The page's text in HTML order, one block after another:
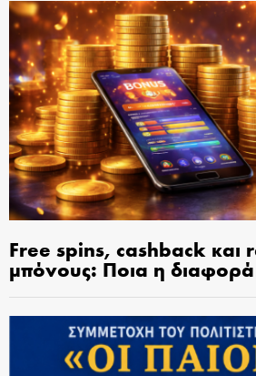
Free spins, cashback και
μπόνους: Ποια η διαφορά